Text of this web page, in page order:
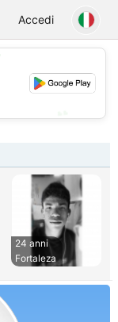
Accedi
24 anni
Fortaleza